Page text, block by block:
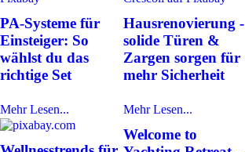
PA-Systeme für
Einsteiger: So
wählst du das
richtige Set
Mehr Lesen...
Hausrenovierung -
solide Türen &
Zargen sorgen für
mehr Sicherheit
Mehr Lesen...
Welcome to